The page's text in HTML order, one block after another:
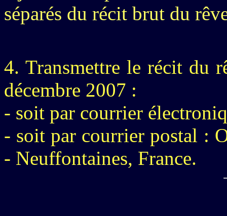
séparés du récit brut du
4. Transmettre le récit du
décembre 2007 :
- soit par courrier
- soit par courrier postal :
- Neuffontaines, France.